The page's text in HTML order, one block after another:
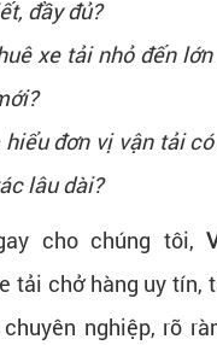
đầy đủ?
xe tải nhỏ đến
đơn vị vận tải
lâu dài?
cho chúng tôi,
tải chở hàng uy tín,
nghiệp, rõ